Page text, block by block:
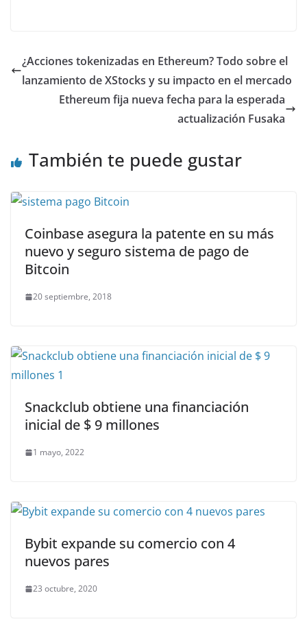
¿Acciones tokenizadas en Ethereum? Todo sobre el
lanzamiento de XStocks y su impacto en el mercado
Ethereum fija nueva fecha para la esperada
actualización Fusaka
También te puede gustar
Coinbase asegura la patente en su más
nuevo y seguro sistema de pago de
Bitcoin
20 septiembre, 2018
Snackclub obtiene una financiación
inicial de $ 9 millones
1 mayo, 2022
Bybit expande su comercio con 4
nuevos pares
23 octubre, 2020